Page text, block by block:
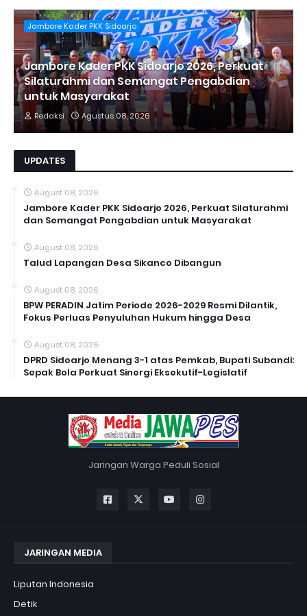
Jambore Kader PKK Sidoarjo
Jambore Kader PKK Sidoarjo 2026, Perkuat
Silaturahmi dan Semangat Pengabdian
untuk Masyarakat
Redaksi Agustus 08, 2026
UPDATES
August 08, 2026
Jambore Kader PKK Sidoarjo 2026, Perkuat Silaturahmi
dan Semangat Pengabdian untuk Masyarakat
August 08, 2026
Talud Lapangan Desa Sikanco Dibangun
August 08, 2026
BPW PERADIN Jatim Periode 2026-2029 Resmi Dilantik,
Fokus Perluas Penyuluhan Hukum hingga Desa
August 08, 2026
DPRD Sidoarjo Menang 3-1 atas Pemkab, Bupati Subandi:
Sepak Bola Perkuat Sinergi Eksekutif-Legislatif
Jaringan Warga Peduli Sosial
JARINGAN MEDIA
Liputan Indonesia
Detik